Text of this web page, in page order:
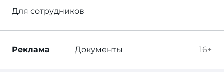
Для сотрудников
16+
Реклама Документы